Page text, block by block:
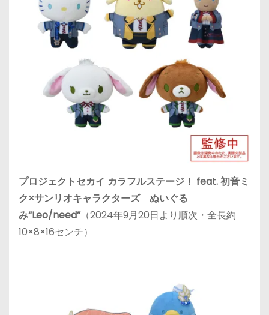
プロジェクトセカイ カラフルステージ！ feat. 初音ミ
ク×サンリオキャラクターズ ぬいぐる
み“Leo/need”（2024年9月20日より順次・全長約
10×8×16センチ）